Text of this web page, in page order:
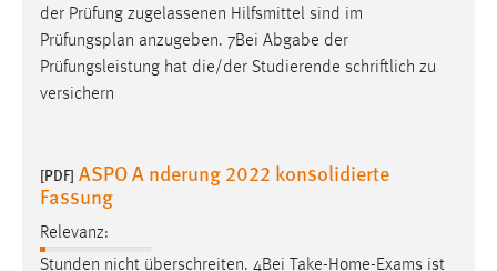
der Prüfung zugelassenen Hilfsmittel sind im
Prüfungsplan anzugeben. 7Bei Abgabe der
Prüfungsleistung hat die/der Studierende schriftlich zu
versichern
[PDF] ASPO A nderung 2022 konsolidierte
Fassung
Relevanz:
Stunden nicht überschreiten. 4Bei Take-Home-Exams ist